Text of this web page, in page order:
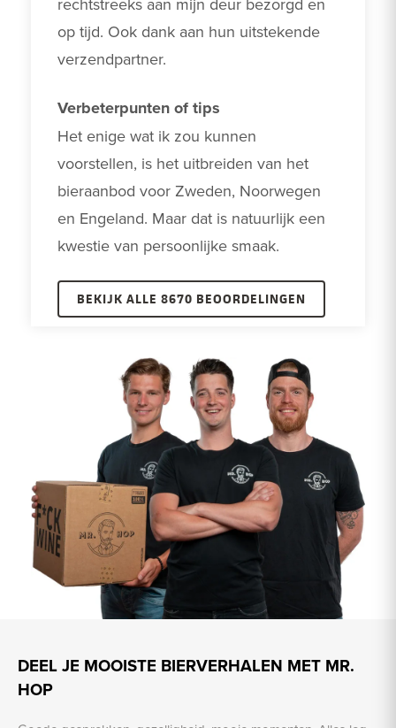
op tijd. Ook dank aan hun uitstekende
verzendpartner.
Verbeterpunten of tips
Het enige wat ik zou kunnen
voorstellen, is het uitbreiden van het
bieraanbod voor Zweden, Noorwegen
en Engeland. Maar dat is natuurlijk een
kwestie van persoonlijke smaak.
BEKIJK ALLE 8670 BEOORDELINGEN
DEEL JE MOOISTE BIERVERHALEN MET MR.
HOP